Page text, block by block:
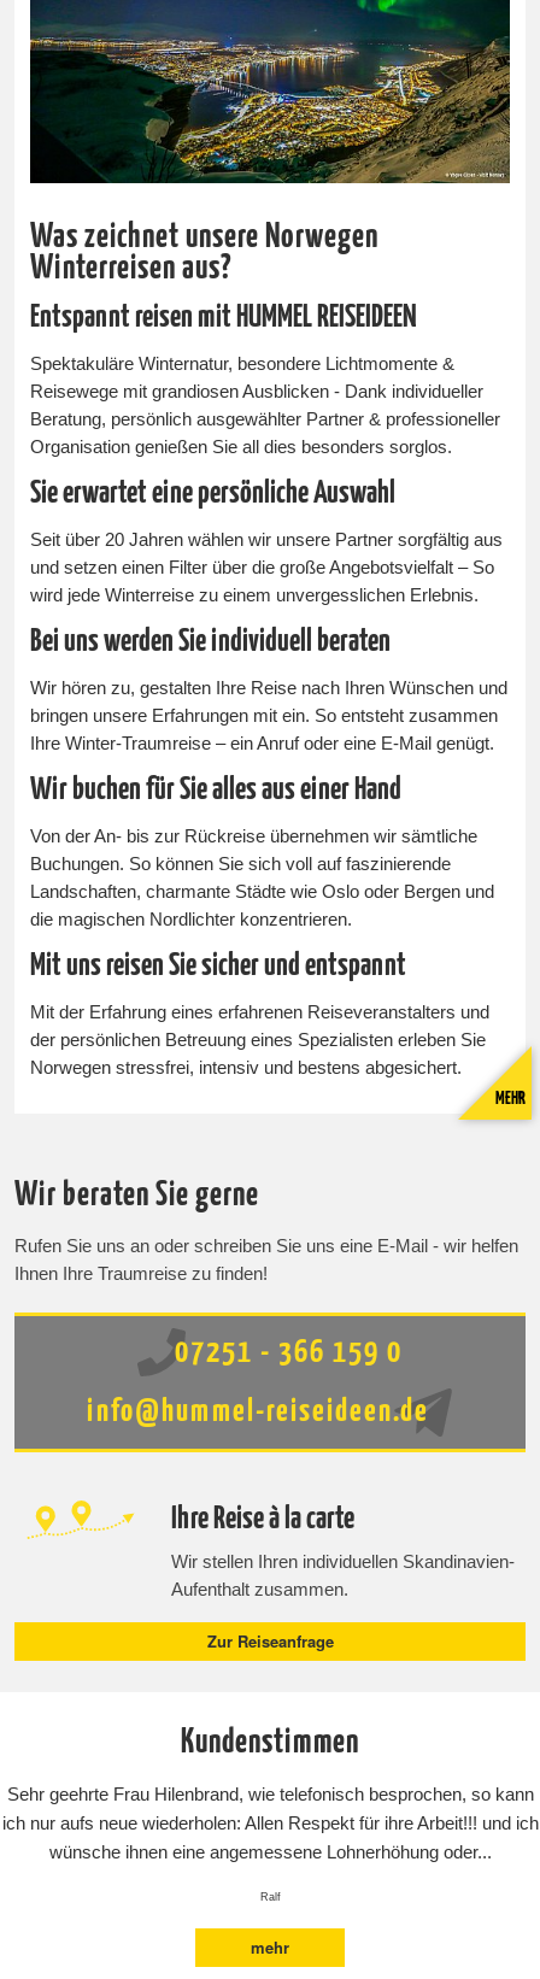
Was zeichnet unsere Norwegen
Winterreisen aus?
Entspannt reisen mit HUMMEL REISEIDEEN
Spektakuläre Winternatur, besondere Lichtmomente &
Reisewege mit grandiosen Ausblicken - Dank individueller
Beratung, persönlich ausgewählter Partner & professioneller
Organisation genießen Sie all dies besonders sorglos.
Sie erwartet eine persönliche Auswahl
Seit über 20 Jahren wählen wir unsere Partner sorgfältig aus
und setzen einen Filter über die große Angebotsvielfalt – So
wird jede Winterreise zu einem unvergesslichen Erlebnis.
Bei uns werden Sie individuell beraten
Wir hören zu, gestalten Ihre Reise nach Ihren Wünschen und
bringen unsere Erfahrungen mit ein. So entsteht zusammen
Ihre Winter-Traumreise – ein Anruf oder eine E-Mail genügt.
Wir buchen für Sie alles aus einer Hand
Von der An- bis zur Rückreise übernehmen wir sämtliche
Buchungen. So können Sie sich voll auf faszinierende
Landschaften, charmante Städte wie Oslo oder Bergen und
die magischen Nordlichter konzentrieren.
Mit uns reisen Sie sicher und entspannt
Mit der Erfahrung eines erfahrenen Reiseveranstalters und
der persönlichen Betreuung eines Spezialisten erleben Sie
Norwegen stressfrei, intensiv und bestens abgesichert.
MEHR
Wir beraten Sie gerne
Rufen Sie uns an oder schreiben Sie uns eine E-Mail - wir helfen
Ihnen Ihre Traumreise zu finden!
07251 - 366 159 0
info@hummel-reiseideen.de
Ihre Reise à la carte
Wir stellen Ihren individuellen Skandinavien-
Aufenthalt zusammen.
Zur Reiseanfrage
Kundenstimmen
Sehr geehrte Frau Hilenbrand, wie telefonisch besprochen, so kann
ich nur aufs neue wiederholen: Allen Respekt für ihre Arbeit!!! und ich
wünsche ihnen eine angemessene Lohnerhöhung oder...
Ralf
mehr